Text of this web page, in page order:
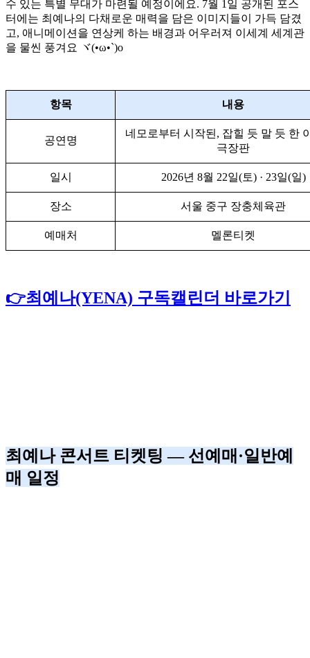
수 있는 특별 무대가 마련될 예정이에요. 7월 1일 공개된 포스
터에는 최예나의 다채로운 매력을 담은 이미지들이 가득 담겼
고, 애니메이션을 연상케 하는 배경과 어우러져 이세계 세계관
을 물씬 풍겨요 ヾ(•ω•`)o
항목 내용
공연명
네모로부터 시작된, 잡힐 듯 말 듯 한
극장판
일시 2026년 8월 22일(토) · 23일(일)
장소 서울 중구 장충체육관
예매처 멜론티켓
👉최예나(YENA) 구독캘린더 바로가기
최예나 콘서트 티켓팅 — 선예매·일반예
매 일정